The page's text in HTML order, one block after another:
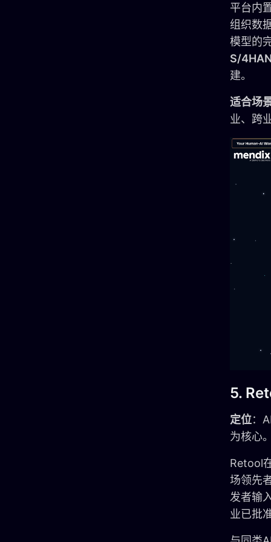
平台内
组织数
模型的
S/
建。
适合场
业、跨
5.
定位：
为核心
Retool
场领先
发者输
业已批